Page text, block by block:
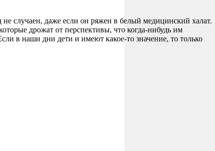
случаен, даже если он ряжен в белый медицинский халат.
дрожат от перспективы, что когда-нибудь им
в наши дни дети и имеют какое-то значение, то только